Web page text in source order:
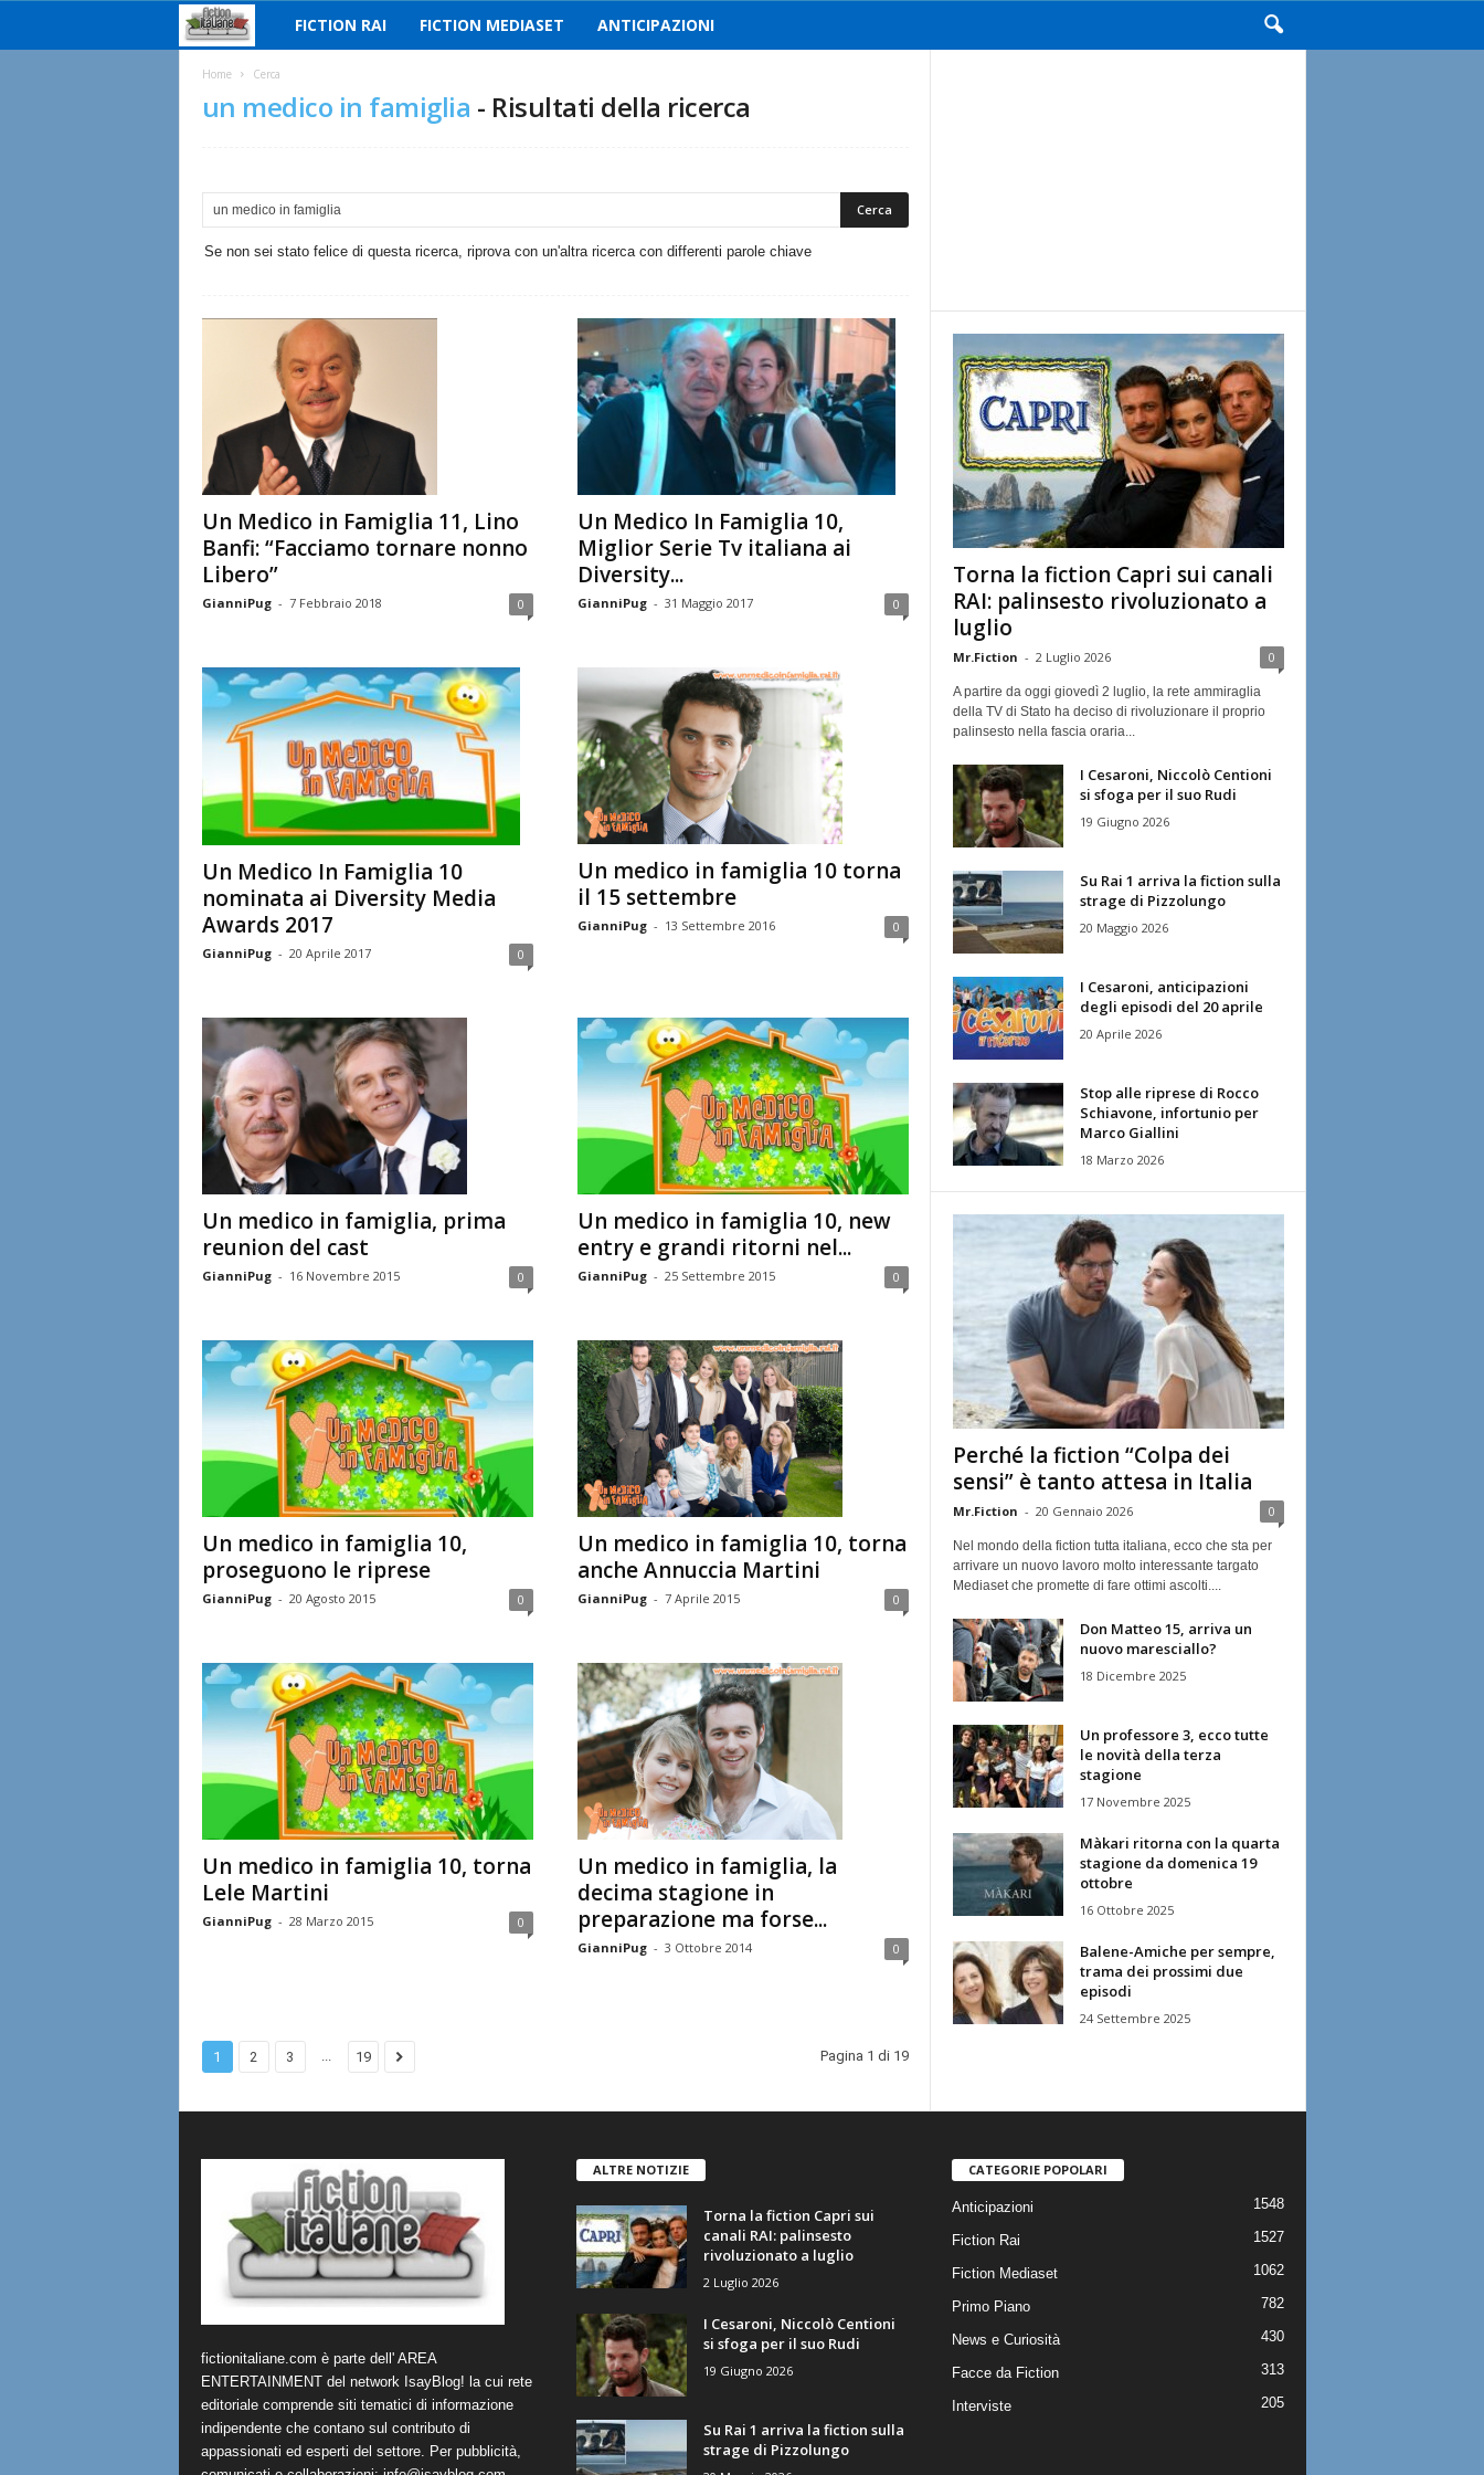
i
c
i
n
I
t
a
l
i
a
e
FICTION RAI FICTION MEDIASET ANTICIPAZIONI
Home Cerca
un medico in famiglia - Risultati della ricerca
Se non sei stato felice di questa ricerca, riprova con un'altra ricerca con differenti parole chiave
Un Medico in Famiglia 11, Lino
Banfi: “Facciamo tornare nonno
Libero”
GianniPug - 7 Febbraio 2018 0
Un Medico In Famiglia 10,
Miglior Serie Tv italiana ai
Diversity...
GianniPug - 31 Maggio 2017 0
Un Medico In Famiglia 10
nominata ai Diversity Media
Awards 2017
GianniPug - 20 Aprile 2017 0
Un medico in famiglia 10 torna
il 15 settembre
GianniPug - 13 Settembre 2016 0
Un medico in famiglia, prima
reunion del cast
GianniPug - 16 Novembre 2015 0
Un medico in famiglia 10, new
entry e grandi ritorni nel...
GianniPug - 25 Settembre 2015 0
Un medico in famiglia 10,
proseguono le riprese
GianniPug - 20 Agosto 2015 0
Un medico in famiglia 10, torna
anche Annuccia Martini
GianniPug - 7 Aprile 2015 0
Un medico in famiglia 10, torna
Lele Martini
GianniPug - 28 Marzo 2015 0
Un medico in famiglia, la
decima stagione in
preparazione ma forse...
GianniPug - 3 Ottobre 2014 0
1 2 3 19 Pagina 1 di 19
Torna la fiction Capri sui canali
RAI: palinsesto rivoluzionato a
luglio
Mr.Fiction - 2 Luglio 2026 0
A partire da oggi giovedì 2 luglio, la rete ammiraglia
della TV di Stato ha deciso di rivoluzionare il proprio
palinsesto nella fascia oraria...
I Cesaroni, Niccolò Centioni
si sfoga per il suo Rudi
19 Giugno 2026
Su Rai 1 arriva la fiction sulla
strage di Pizzolungo
20 Maggio 2026
I Cesaroni, anticipazioni
degli episodi del 20 aprile
20 Aprile 2026
Stop alle riprese di Rocco
Schiavone, infortunio per
Marco Giallini
18 Marzo 2026
Perché la fiction “Colpa dei
sensi” è tanto attesa in Italia
Mr.Fiction - 20 Gennaio 2026 0
Nel mondo della fiction tutta italiana, ecco che sta per
arrivare un nuovo lavoro molto interessante targato
Mediaset che promette di fare ottimi ascolti....
Don Matteo 15, arriva un
nuovo maresciallo?
18 Dicembre 2025
Un professore 3, ecco tutte
le novità della terza
stagione
17 Novembre 2025
Màkari ritorna con la quarta
stagione da domenica 19
ottobre
16 Ottobre 2025
Balene-Amiche per sempre,
trama dei prossimi due
episodi
24 Settembre 2025
fictionitaliane.com è parte dell' AREA
ENTERTAINMENT del network IsayBlog! la cui rete
editoriale comprende siti tematici di informazione
indipendente che contano sul contributo di
appassionati ed esperti del settore. Per pubblicità,
ALTRE NOTIZIE
Torna la fiction Capri sui
canali RAI: palinsesto
rivoluzionato a luglio
2 Luglio 2026
I Cesaroni, Niccolò Centioni
si sfoga per il suo Rudi
19 Giugno 2026
Su Rai 1 arriva la fiction sulla
strage di Pizzolungo
CATEGORIE POPOLARI
Anticipazioni 1548
Fiction Rai 1527
Fiction Mediaset 1062
Primo Piano 782
News e Curiosità 430
Facce da Fiction 313
Interviste 205